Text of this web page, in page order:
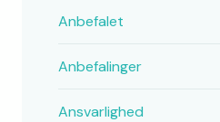
Anbefalet
Anbefalinger
Ansvarlighed